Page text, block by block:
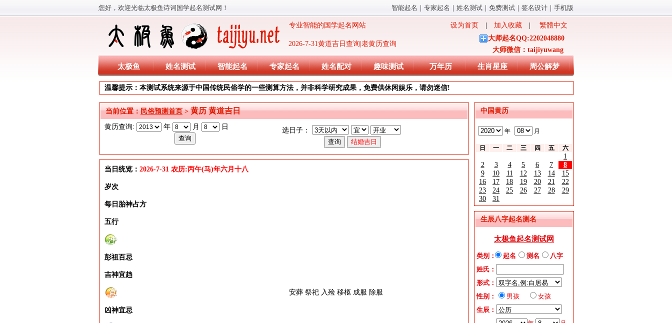
智能起名 ｜ 专家起名 ｜ 姓名测试 ｜ 免费测试 ｜ 签名设计 ｜ 手机版
您好，欢迎光临太极鱼诗词国学起名测试网！
2026-7-31黄道吉日查询|老黄历查询
专业智能的国学起名网站 设为首页 加入收藏
繁體中文
大师起名QQ:2202048880
大师微信：taijiyuwang
太极鱼 姓名测试 智能起名 专家起名 姓名配对 趣味测试 万年历 生肖星座 周公解梦
温馨提示：本测试系统来源于中国传统民俗学的一些测算方法，并非科学研究成果，免费供休闲娱乐，请勿迷信!
中国黄历
年 月
日 一 二 三 四 五 六
1
2
3 4 5 6 7
8
9
10 11 12 13 14
15
16
17 18 19 20 21
22
23
24 25 26 27 28
29
30
31
生辰八字起名测名
当前位置：民俗预测首页>黄历 黄道吉日
黄历查询: 年 月 日 选日子：
当日统览： 2026-7-31 农历:丙午(马)年六月十八
岁次
每日胎神占方
五行
彭祖百忌
吉神宜趋
安葬 祭祀 入殓 移柩 成服 除服
凶神宜忌